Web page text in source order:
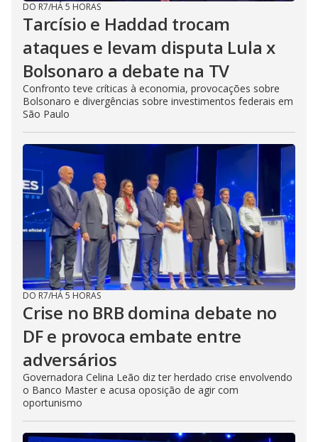
DO R7/HÁ 5 HORAS
Tarcísio e Haddad trocam
ataques e levam disputa Lula x
Bolsonaro a debate na TV
Confronto teve críticas à economia, provocações sobre
Bolsonaro e divergências sobre investimentos federais em
São Paulo
DO R7/HÁ 5 HORAS
Crise no BRB domina debate no
DF e provoca embate entre
adversários
Governadora Celina Leão diz ter herdado crise envolvendo
o Banco Master e acusa oposição de agir com
oportunismo